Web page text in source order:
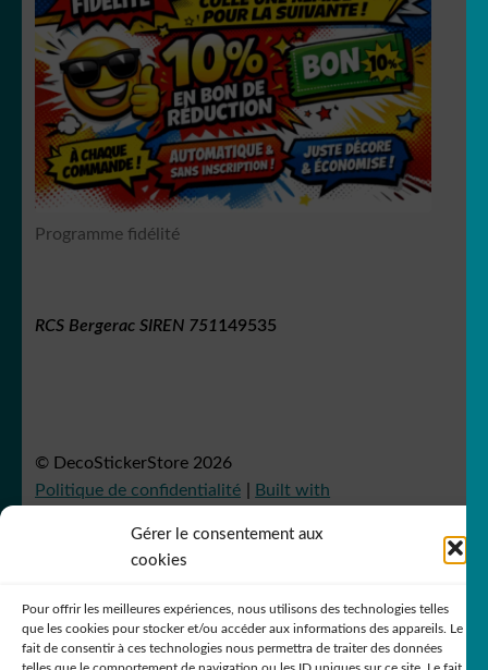
Gérer le consentement aux
cookies
Pour offrir les meilleures expériences, nous utilisons des technologies telles
que les cookies pour stocker et/ou accéder aux informations des appareils. Le
fait de consentir à ces technologies nous permettra de traiter des données
Programme fidélité
RCS Bergerac SIREN 751149535
© DecoStickerStore 2026
Politique de confidentialité
Built with